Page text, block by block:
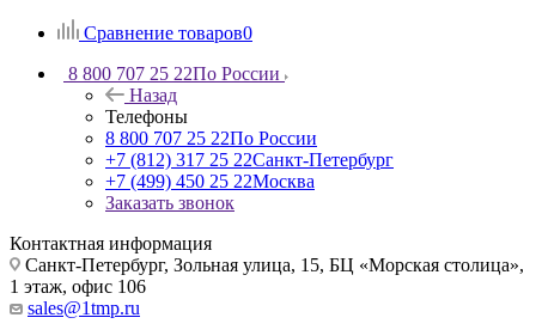
Сравнение товаров0
8 800 707 25 22По России
Назад
Телефоны
8 800 707 25 22По России
+7 (812) 317 25 22Санкт-Петербург
+7 (499) 450 25 22Москва
Заказать звонок
Контактная информация
Санкт-Петербург, Зольная улица, 15, БЦ «Морская столица»,
1 этаж, офис 106
sales@1tmp.ru